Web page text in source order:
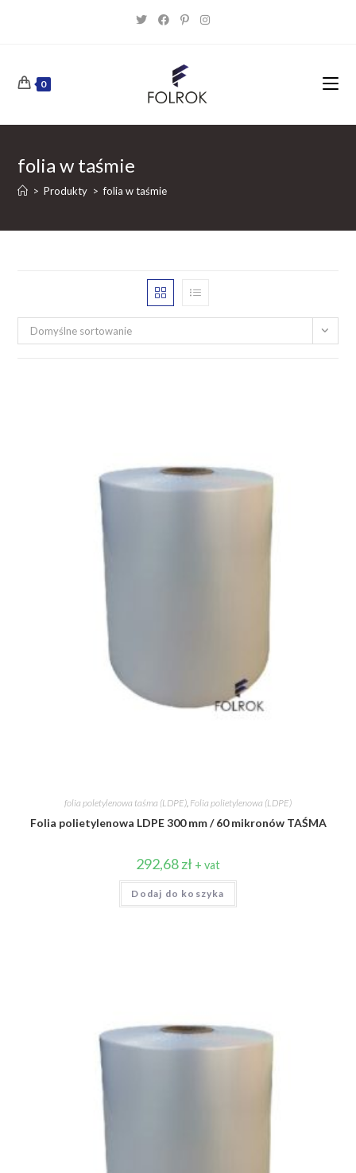
0
folia w taśmie
> Produkty > folia w taśmie
Domyślne sortowanie
folia poletylenowa taśma (LDPE) Folia polietylenowa (LDPE)
Folia polietylenowa LDPE 300 mm / 60 mikronów TAŚMA
292,68zł + vat
Dodaj do koszyka